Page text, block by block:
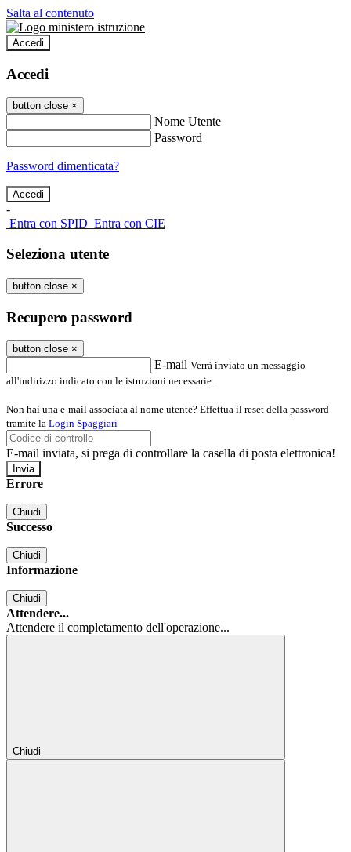
Salta al contenuto
Accedi
Accedi
button close ×
Nome Utente
Password
Password dimenticata?
-
Entra con SPID Entra con CIE
Seleziona utente
button close ×
Recupero password
button close ×
E-mail Verrà inviato un messaggio
all'indirizzo indicato con le istruzioni necessarie.
Non hai una e-mail associata al nome utente? Effettua il reset della password
tramite la Login Spaggiari
E-mail inviata, si prega di controllare la casella di posta elettronica!
Errore
Chiudi
Successo
Chiudi
Informazione
Chiudi
Attendere...
Attendere il completamento dell'operazione...
Chiudi